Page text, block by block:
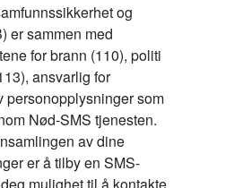
og
er sammen med
for brann (110), politi
ansvarlig for
personopplysninger som
Nød-SMS tjenesten.
av dine
er å tilby en SMS-
mulighet til å kontakte